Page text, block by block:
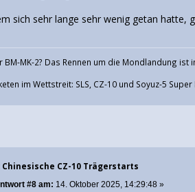
sich sehr lange sehr wenig getan hatte,
BM-MK-2? Das Rennen um die Mondlandung
im Wettstreit: SLS, CZ-10 und Soyuz-5
Chinesische CZ-10 Trägerstarts
#8 am: 14. Oktober 2025, 14:29:48 »